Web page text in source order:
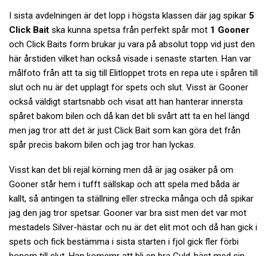
I sista avdelningen är det lopp i högsta klassen där jag spikar 5
Click Bait ska kunna spetsa från perfekt spår mot 1 Gooner
och Click Baits form brukar ju vara på absolut topp vid just den
här årstiden vilket han också visade i senaste starten. Han var
målfoto från att ta sig till Elitloppet trots en repa ute i spåren till
slut och nu är det upplagt för spets och slut. Visst är Gooner
också väldigt startsnabb och visat att han hanterar innersta
spåret bakom bilen och då kan det bli svårt att ta en hel längd
men jag tror att det är just Click Bait som kan göra det från
spår precis bakom bilen och jag tror han lyckas.
Visst kan det bli rejäl körning men då är jag osäker på om
Gooner står hem i tufft sällskap och att spela med båda är
kallt, så antingen ta ställning eller strecka många och då spikar
jag den jag tror spetsar. Gooner var bra sist men det var mot
mestadels Silver-hästar och nu är det elit mot och då han gick i
spets och fick bestämma i sista starten i fjol gick fler förbi